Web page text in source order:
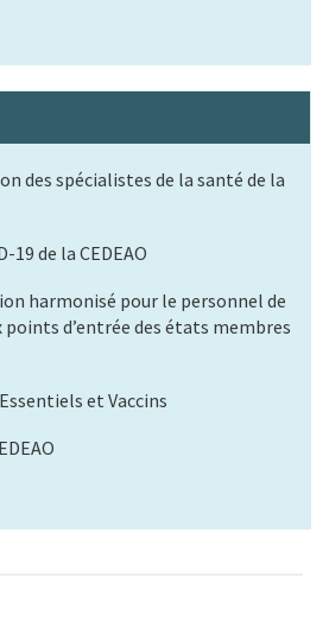
des spécialistes de la santé de la
19 de la CEDEAO
harmonisé pour le personnel de
d’entrée des états membres
et Vaccins